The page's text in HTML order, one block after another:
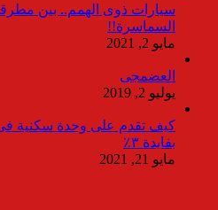
سيارات ذوى الهمم.. بين
السماسرة!!
مايو 2, 2021
العضمجى
يوليو 2, 2019
كيف تقدم على وحدة سكنية فى
بفايدة ٣٪
مايو 21, 2021